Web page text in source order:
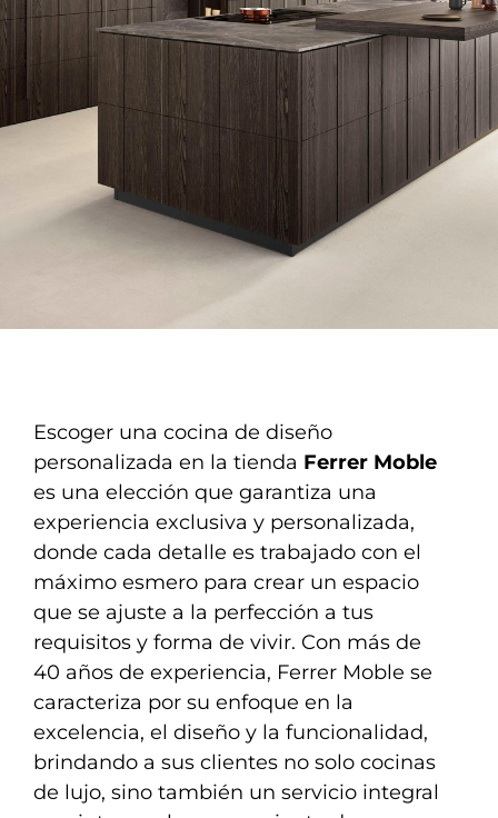
Escoger una cocina de diseño
personalizada en la tienda Ferrer Moble
es una elección que garantiza una
experiencia exclusiva y personalizada,
donde cada detalle es trabajado con el
máximo esmero para crear un espacio
que se ajuste a la perfección a tus
requisitos y forma de vivir. Con más de
40 años de experiencia, Ferrer Moble se
caracteriza por su enfoque en la
excelencia, el diseño y la funcionalidad,
brindando a sus clientes no solo cocinas
de lujo, sino también un servicio integral